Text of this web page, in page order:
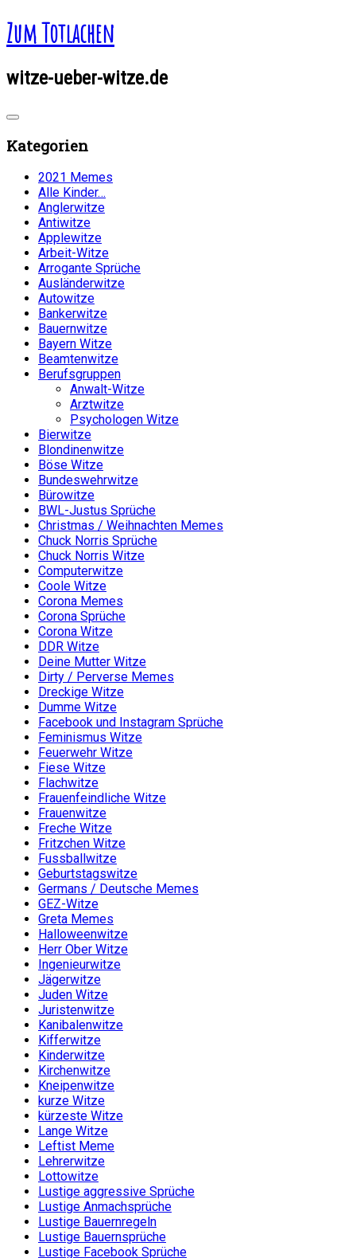
Zum Totlachen
witze-ueber-witze.de
Kategorien
2021 Memes
Alle Kinder…
Anglerwitze
Antiwitze
Applewitze
Arbeit-Witze
Arrogante Sprüche
Ausländerwitze
Autowitze
Bankerwitze
Bauernwitze
Bayern Witze
Beamtenwitze
Berufsgruppen
Anwalt-Witze
Arztwitze
Psychologen Witze
Bierwitze
Blondinenwitze
Böse Witze
Bundeswehrwitze
Bürowitze
BWL-Justus Sprüche
Christmas / Weihnachten Memes
Chuck Norris Sprüche
Chuck Norris Witze
Computerwitze
Coole Witze
Corona Memes
Corona Sprüche
Corona Witze
DDR Witze
Deine Mutter Witze
Dirty / Perverse Memes
Dreckige Witze
Dumme Witze
Facebook und Instagram Sprüche
Feminismus Witze
Feuerwehr Witze
Fiese Witze
Flachwitze
Frauenfeindliche Witze
Frauenwitze
Freche Witze
Fritzchen Witze
Fussballwitze
Geburtstagswitze
Germans / Deutsche Memes
GEZ-Witze
Greta Memes
Halloweenwitze
Herr Ober Witze
Ingenieurwitze
Jägerwitze
Juden Witze
Juristenwitze
Kanibalenwitze
Kifferwitze
Kinderwitze
Kirchenwitze
Kneipenwitze
kurze Witze
kürzeste Witze
Lange Witze
Leftist Meme
Lehrerwitze
Lottowitze
Lustige aggressive Sprüche
Lustige Anmachsprüche
Lustige Bauernregeln
Lustige Bauernsprüche
Lustige Facebook Sprüche